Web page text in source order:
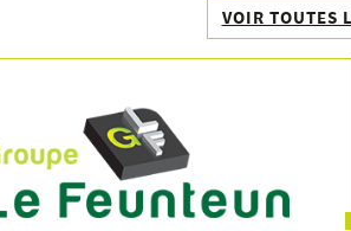
VOIR TOUTES